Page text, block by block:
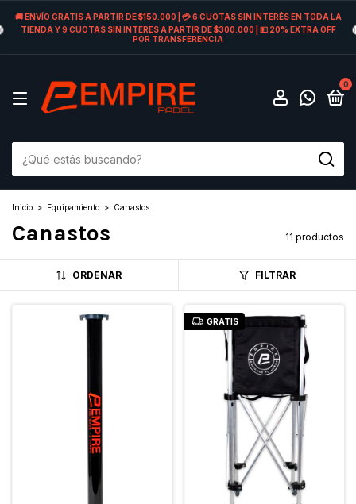
🚚 ENVÍO GRATIS A PARTIR DE $150.000 | 💳 6 CUOTAS SIN INTERÉS EN TODA LA
TIENDA Y 9 CUOTAS SIN INTERES A PARTIR DE $300.000 | 💵 20% EXTRA OFF
POR TRANSFERENCIA
0
Inicio > Equipamiento > Canastos
Canastos 11 productos
ORDENAR FILTRAR
GRATIS